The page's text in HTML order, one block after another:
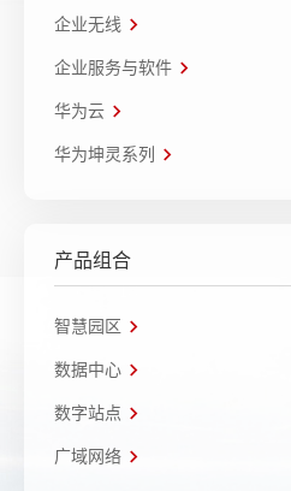
企业无线
企业服务与软件
华为云
华为坤灵系列
产品组合
智慧园区
数据中心
数字站点
广域网络